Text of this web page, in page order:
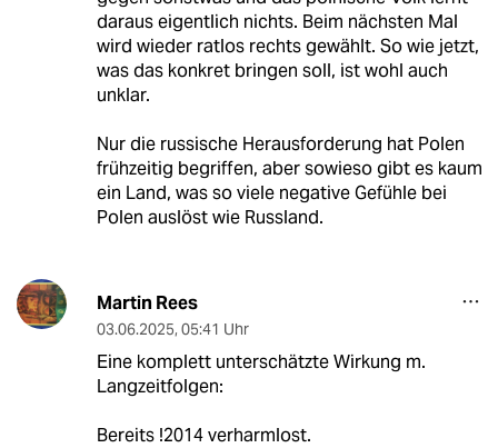
daraus eigentlich nichts. Beim nächsten Mal
wird wieder ratlos rechts gewählt. So wie jetzt,
was das konkret bringen soll, ist wohl auch
unklar.
Nur die russische Herausforderung hat Polen
frühzeitig begriffen, aber sowieso gibt es kaum
ein Land, was so viele negative Gefühle bei
Polen auslöst wie Russland.
Martin Rees
03.06.2025, 05:41 Uhr
Eine komplett unterschätzte Wirkung m.
Langzeitfolgen:
Bereits !2014 verharmlost.